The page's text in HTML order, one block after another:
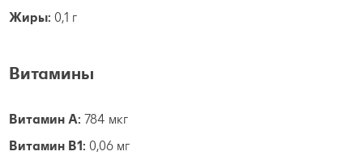
Жиры: 0,1 г
Витамины
Витамин А: 784 мкг
Витамин B1: 0,06 мг